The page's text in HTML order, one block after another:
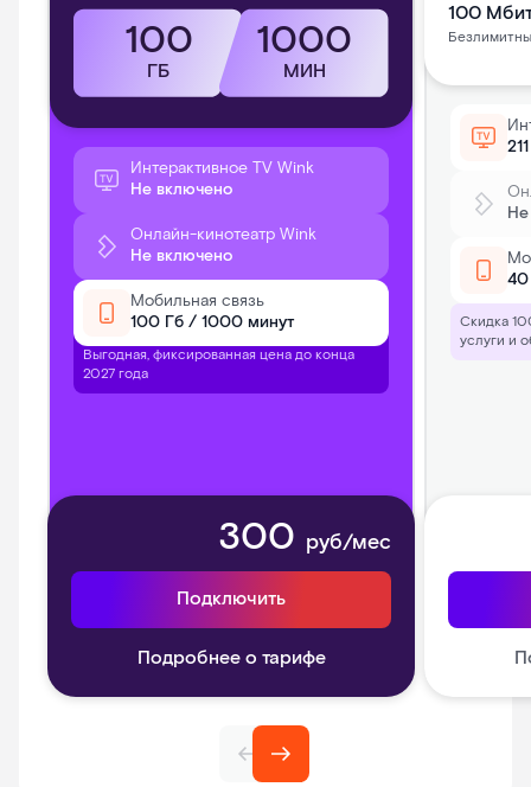
100
ГБ
1000
МИН
Интерактивное TV Wink
Не включено
Онлайн-кинотеатр Wink
Не включено
Мобильная связь
100 Гб / 1000 минут
Выгодная, фиксированная цена до конца
2027 года
300 руб/мес
Подключить
Подробнее о тарифе
100
Скидка
услуги и